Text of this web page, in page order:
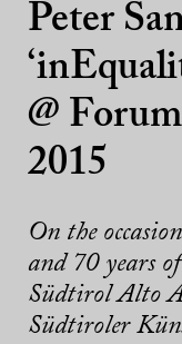
Peter
@
2015
On the
and 70 years
Südtirol Alto
Südtiroler